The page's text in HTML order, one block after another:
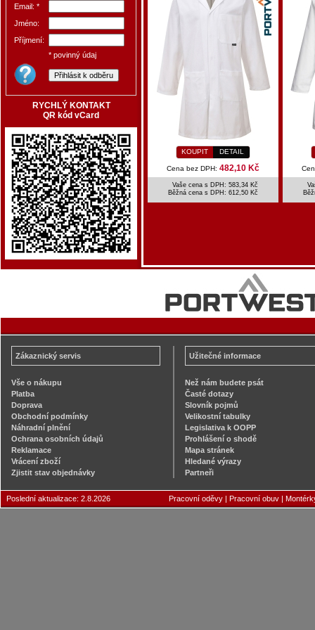
Email: *
Jméno:
Příjmení:
* povinný údaj
RYCHLÝ KONTAKT
QR kód vCard
KOUPIT DETAIL
Cena bez DPH: 482,10 Kč
Vaše cena s DPH: 583,34 Kč
Běžná cena s DPH: 612,50 Kč
Zákaznický servis
Vše o nákupu
Platba
Doprava
Obchodní podmínky
Náhradní plnění
Ochrana osobních údajů
Reklamace
Vrácení zboží
Zjistit stav objednávky
Užitečné informace
Než nám budete psát
Časté dotazy
Slovník pojmů
Velikostní tabulky
Legislativa k OOPP
Prohlášení o shodě
Mapa stránek
Hledané výrazy
Partneři
Poslední aktualizace: 2.8.2026 Pracovní oděvy | Pracovní obuv |